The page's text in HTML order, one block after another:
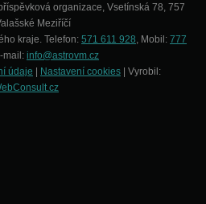
organizace, Vsetínská 78, 757
Meziříčí
kraje. Telefon: 571 611 928, Mobil: 777
mail: info@astrovm.cz
údaje
Nastavení cookies | Vyrobil: